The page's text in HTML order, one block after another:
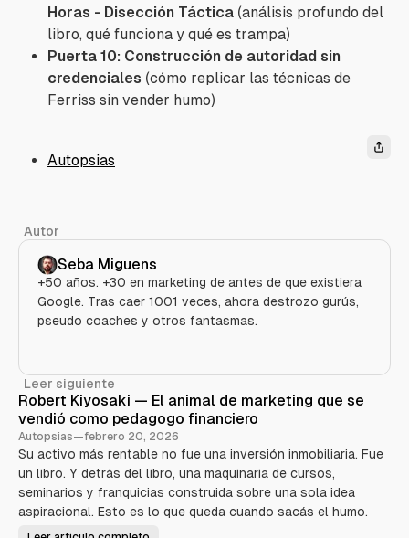
Horas - Disección Táctica (análisis profundo del
libro, qué funciona y qué es trampa)
Puerta 10: Construcción de autoridad sin
credenciales (cómo replicar las técnicas de
Ferriss sin vender humo)
Autopsias
Autor
Seba Miguens
+50 años. +30 en marketing de antes de que existiera
Google. Tras caer 1001 veces, ahora destrozo gurús,
pseudo coaches y otros fantasmas.
Leer siguiente
Robert Kiyosaki — El animal de marketing que se
vendió como pedagogo financiero
Autopsias—febrero 20, 2026
Su activo más rentable no fue una inversión inmobiliaria. Fue
un libro. Y detrás del libro, una maquinaria de cursos,
seminarios y franquicias construida sobre una sola idea
aspiracional. Esto es lo que queda cuando sacás el humo.